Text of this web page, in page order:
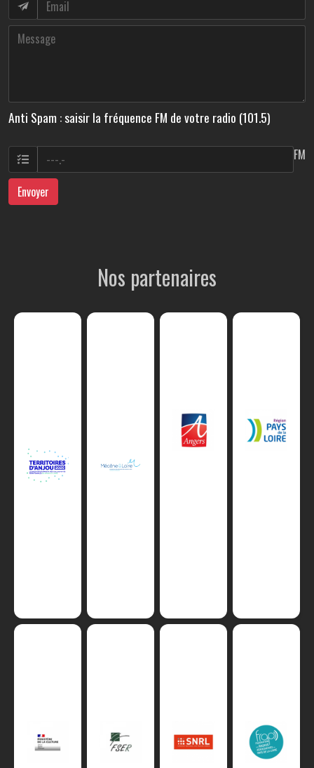
Anti Spam : saisir la fréquence FM de votre radio (101.5)
FM
Envoyer
Nos partenaires